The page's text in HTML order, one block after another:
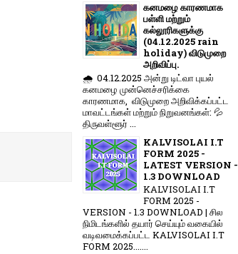
கனமழை காரணமாக
பள்ளி மற்றும்
கல்லூரிகளுக்கு
(04.12.2025 rain
holiday) விடுமுறை
அறிவிப்பு.
🌧️ 04.12.2025 அன்று டிட்வா புயல்
கனமழை முன்னெச்சரிக்கை
காரணமாக, விடுமுறை அறிவிக்கப்பட்ட
மாவட்டங்கள் மற்றும் நிறுவனங்கள்: 💦
திருவள்ளூர் ...
KALVISOLAI I.T
FORM 2025 -
LATEST VERSION -
1.3 DOWNLOAD
KALVISOLAI I.T
FORM 2025 -
VERSION - 1.3 DOWNLOAD | சில
நிமிடங்களில் தயார் செய்யும் வகையில்
வடிவமைக்கப்பட்ட KALVISOLAI I.T
FORM 2025.......